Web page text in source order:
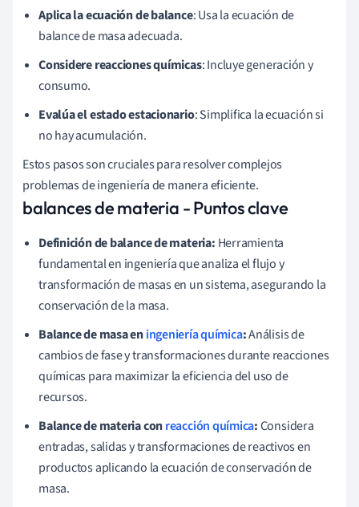
Aplica la ecuación de balance: Usa la ecuación de
balance de masa adecuada.
Considere reacciones químicas: Incluye generación y
consumo.
Evalúa el estado estacionario: Simplifica la ecuación si
no hay acumulación.
Estos pasos son cruciales para resolver complejos
problemas de ingeniería de manera eficiente.
balances de materia - Puntos clave
Definición de balance de materia: Herramienta
fundamental en ingeniería que analiza el flujo y
transformación de masas en un sistema, asegurando la
conservación de la masa.
Balance de masa eningeniería química:Análisis de
cambios de fase y transformaciones durante reacciones
químicas para maximizar la eficiencia del uso de
recursos.
Balance de materia conreacción química:Considera
entradas, salidas y transformaciones de reactivos en
productos aplicando la ecuación de conservación de
masa.